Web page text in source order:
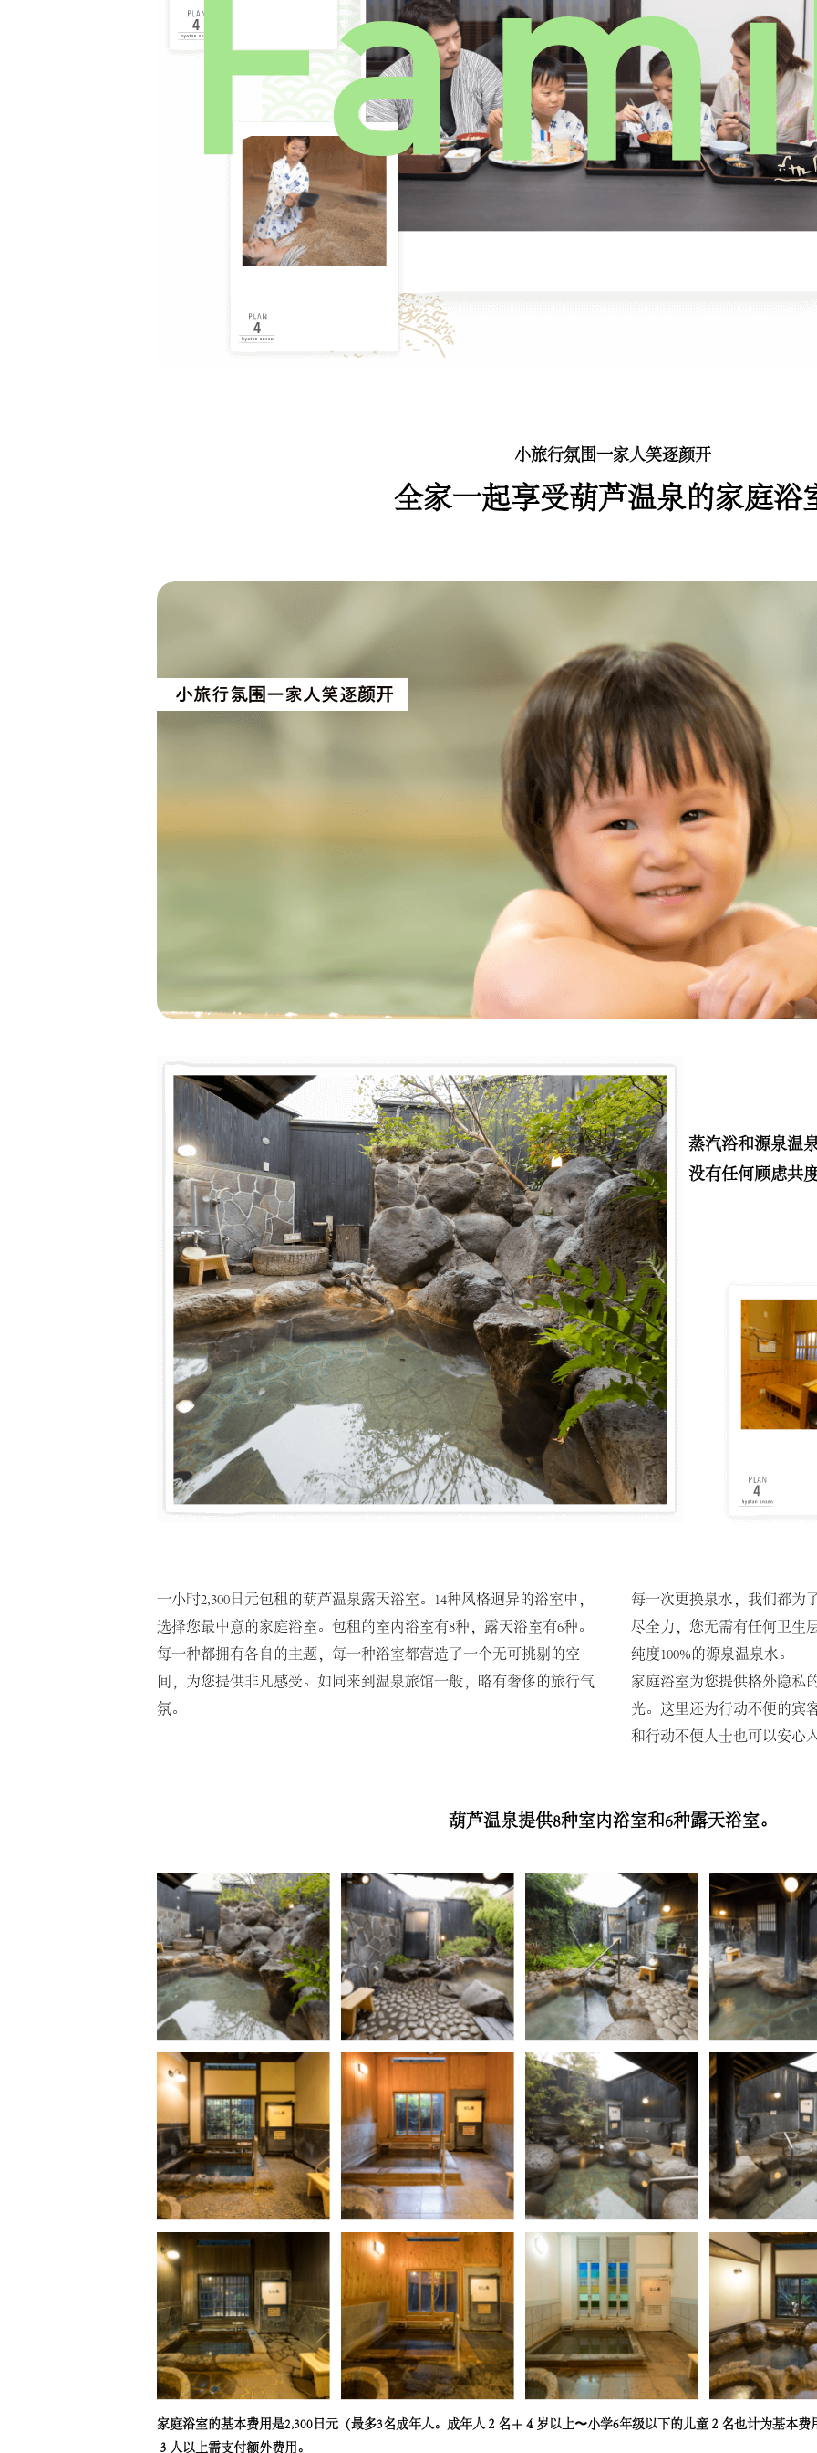
小旅行氛围一家人笑逐颜开
全家一起享受葫芦温泉的家庭浴
蒸汽浴和源泉温
没有任何顾虑共
一小时2,300日元包租的葫芦温泉露天浴室。14种风格迥异的浴室中，
选择您最中意的家庭浴室。包租的室内浴室有8种，露天浴室有6种。
每一种都拥有各自的主题，每一种浴室都营造了一个无可挑剔的空
间，为您提供非凡感受。如同来到温泉旅馆一般，略有奢侈的旅行气
氛。
每一次更换泉水，我们都为
尽全力，您无需有任何卫生
纯度100%的源泉温泉水。
家庭浴室为您提供格外隐私
光。这里还为行动不便的宾
和行动不便人士也可以安心
葫芦温泉提供8种室内浴室和6种露天浴室。
家庭浴室的基本费用是2,300日元（最多3名成年人。成年人２名＋４岁以上〜小学6年级以下的儿童２名也计为基本费
３人以上需支付额外费用。